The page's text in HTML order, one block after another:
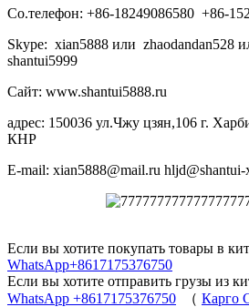
Со.телефон: +86-18249086580 +86-
Skype: xian5888 или zhaodandan528
shantui5999
Сайт: www.shantui5888.ru
адрес: 150036 ул.Чжу цзян,106 г.
КНР
E-mail: xian5888@mail.ru hljd@shantui-
Если вы хотите покупать товары в
WhatsApp+8617175376750
Если вы хотите отправить грузы из
WhatsApp +8617175376750 （ Карго